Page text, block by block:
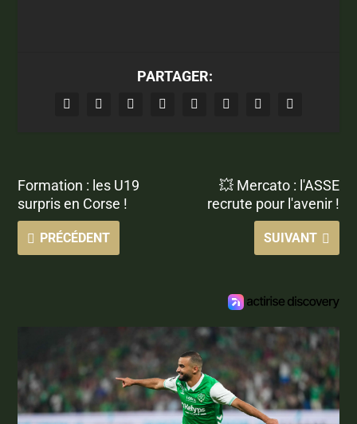
PARTAGER:
Formation : les U19
surpris en Corse !
PRÉCÉDENT
💥 Mercato : l'ASSE
recrute pour l'avenir !
SUIVANT